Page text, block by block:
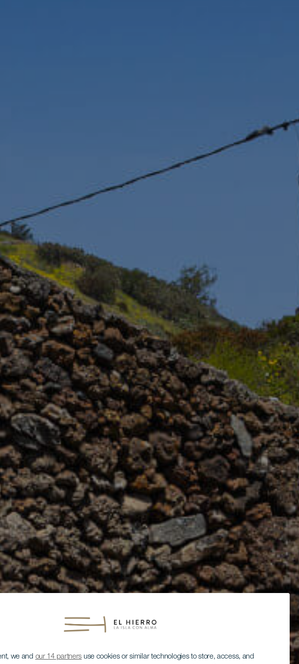
we and our 14 partners use cookies or similar technologies to store, access, and